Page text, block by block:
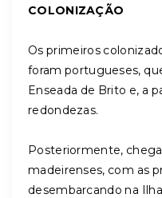
COLONIZAÇÃO
Os primeiros
foram portugueses,
Enseada de Brito e, a
redondezas.
Posteriormente,
madeirenses, com as
desembarcando na